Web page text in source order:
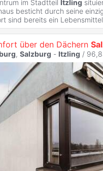
im Stadtteil Itzling
besticht durch seine
sind bereits ein
über den Dächern
, Salzburg - Itzling /